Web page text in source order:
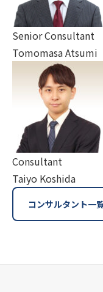
Senior Consultant
Tomomasa Atsumi
Consultant
Taiyo Koshida
コンサルタント一